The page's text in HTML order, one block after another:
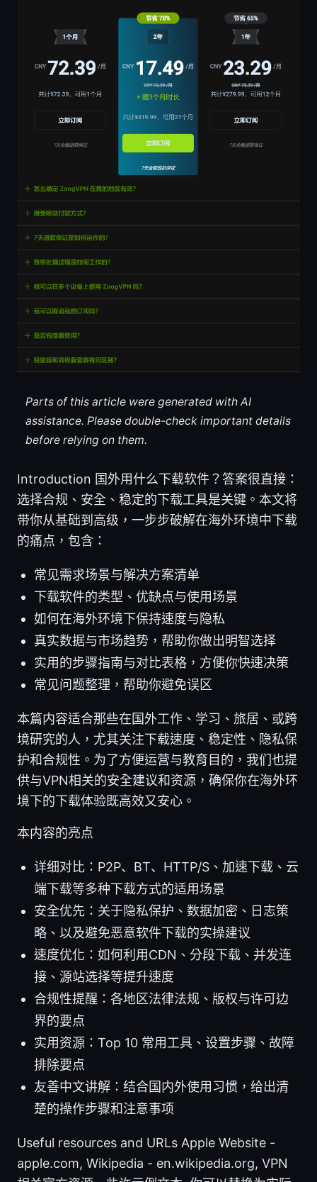
Parts of this article were generated with AI
assistance. Please double-check important details
before relying on them.
Introduction 国外用什么下载软件？答案很直接：
选择合规、安全、稳定的下载工具是关键。本文将
带你从基础到高级，一步步破解在海外环境中下载
的痛点，包含：
常见需求场景与解决方案清单
下载软件的类型、优缺点与使用场景
如何在海外环境下保持速度与隐私
真实数据与市场趋势，帮助你做出明智选择
实用的步骤指南与对比表格，方便你快速决策
常见问题整理，帮助你避免误区
本篇内容适合那些在国外工作、学习、旅居、或跨
境研究的人，尤其关注下载速度、稳定性、隐私保
护和合规性。为了方便运营与教育目的，我们也提
供与VPN相关的安全建议和资源，确保你在海外环
境下的下载体验既高效又安心。
本内容的亮点
详细对比：P2P、BT、HTTP/S、加速下载、云
端下载等多种下载方式的适用场景
安全优先：关于隐私保护、数据加密、日志策
略、以及避免恶意软件下载的实操建议
速度优化：如何利用CDN、分段下载、并发连
接、源站选择等提升速度
合规性提醒：各地区法律法规、版权与许可边
界的要点
实用资源：Top 10 常用工具、设置步骤、故障
排除要点
友善中文讲解：结合国内外使用习惯，给出清
楚的操作步骤和注意事项
Useful resources and URLs Apple Website -
apple.com, Wikipedia - en.wikipedia.org, VPN